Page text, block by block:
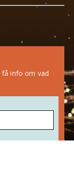
få info om vad